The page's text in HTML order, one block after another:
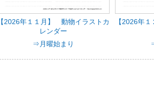
【2026年１１月】 動物イラストカ
レンダー
⇒月曜始まり
【2026年